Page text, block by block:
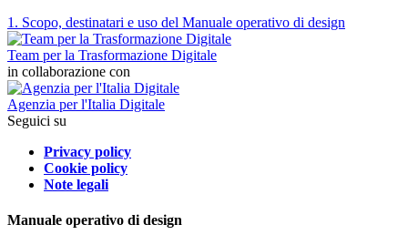
1. Scopo, destinatari e uso del Manuale operativo di design
Team per la Trasformazione Digitale
in collaborazione con
Agenzia per l'Italia Digitale
Seguici su
Privacy policy
Cookie policy
Note legali
Manuale operativo di design